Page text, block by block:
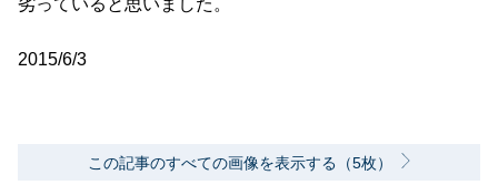
劣っていると思いました。
2015/6/3
この記事のすべての画像を表示する（5枚）